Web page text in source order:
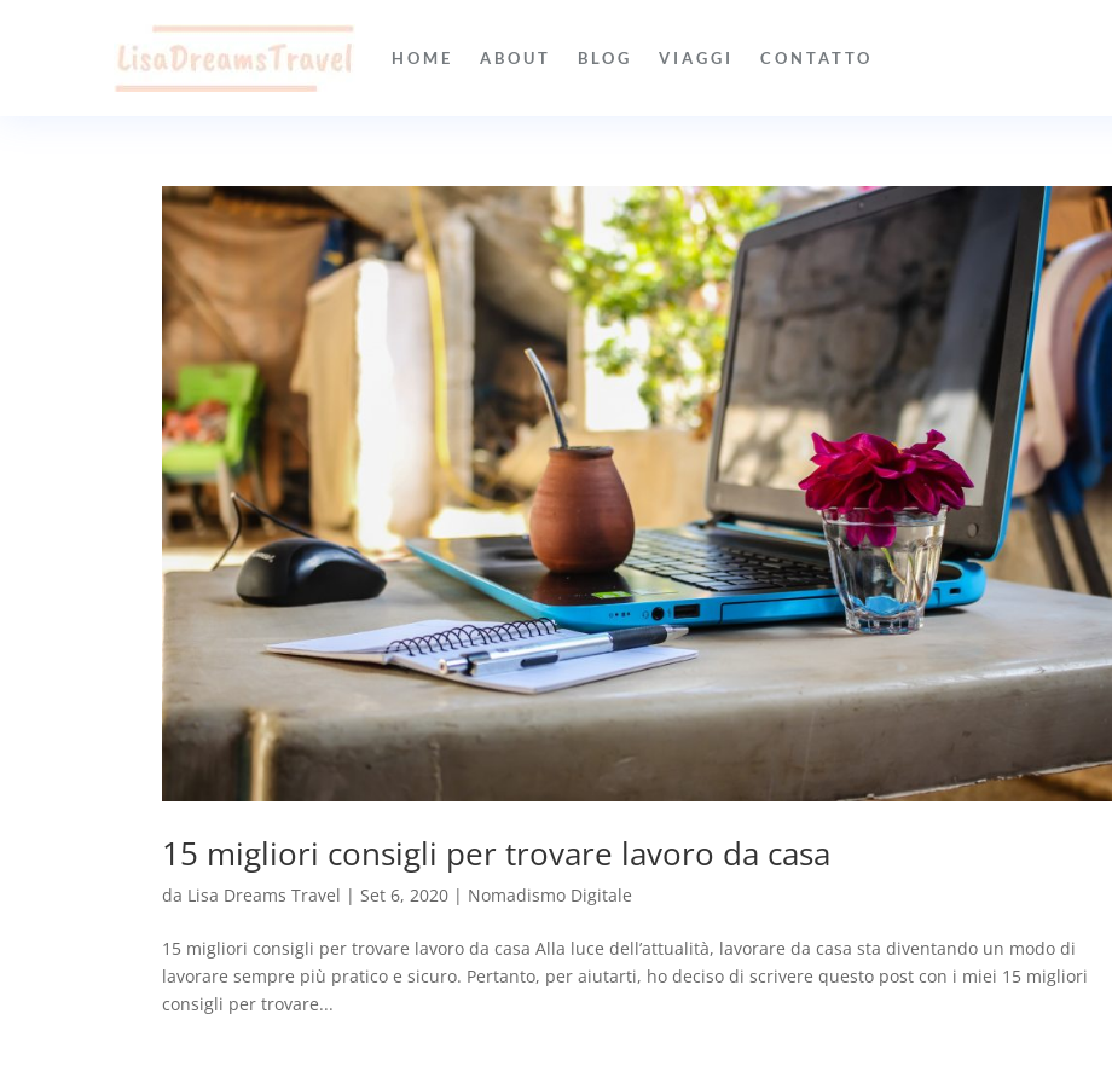
HOME ABOUT BLOG VIAGGI CONTATTO
15 migliori consigli per trovare lavoro da casa
da Lisa Dreams Travel |Set 6, 2020 | Nomadismo Digitale
15 migliori consigli per trovare lavoro da casa Alla luce dell’attualità, lavorare da casa sta diventando un modo di
lavorare sempre più pratico e sicuro. Pertanto, per aiutarti, ho deciso di scrivere questo post con i miei 15 migliori
consigli per trovare...